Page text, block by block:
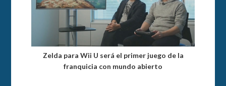
Zelda para Wii U será el primer juego de la
franquicia con mundo abierto